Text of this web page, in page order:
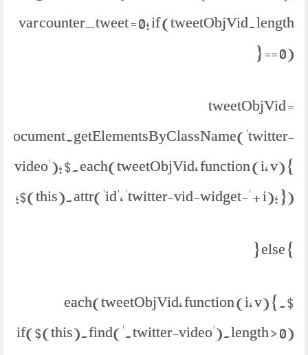
var counter_tweet = 0; if (tweetObjVid.length
== 0) {
tweetObjVid =
document.getElementsByClassName('twitter-
video'); $.each(tweetObjVid, function (i, v) {
$(this).attr('id', 'twitter-vid-widget-' + i); });
} else {
$.each(tweetObjVid, function (i, v) {
if($(this).find('.twitter-video').length > 0)